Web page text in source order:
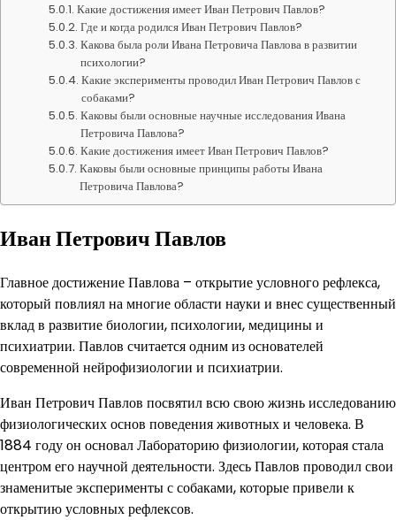
Какие достижения имеет Иван Петрович Павлов?
Где и когда родился Иван Петрович Павлов?
Какова была роли Ивана Петровича Павлова в развитии
психологии?
Какие эксперименты проводил Иван Петрович Павлов с
собаками?
Каковы были основные научные исследования Ивана
Петровича Павлова?
Какие достижения имеет Иван Петрович Павлов?
Каковы были основные принципы работы Ивана
Петровича Павлова?
Иван Петрович Павлов
Главное достижение Павлова – открытие условного рефлекса,
который повлиял на многие области науки и внес существенный
вклад в развитие биологии, психологии, медицины и
психиатрии. Павлов считается одним из основателей
современной нейрофизиологии и психиатрии.
Иван Петрович Павлов посвятил всю свою жизнь исследованию
физиологических основ поведения животных и человека. В
1884 году он основал Лабораторию физиологии, которая стала
центром его научной деятельности. Здесь Павлов проводил свои
знаменитые эксперименты с собаками, которые привели к
открытию условных рефлексов.